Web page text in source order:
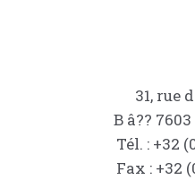
31, rue
B â??
Tél. : +32
Fax : +32